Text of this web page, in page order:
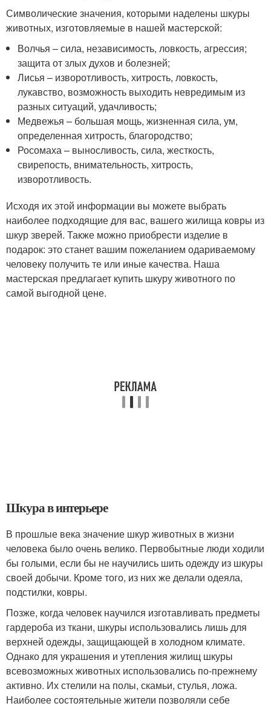
Символические значения, которыми наделены шкуры
животных, изготовляемые в нашей мастерской:
Волчья – сила, независимость, ловкость, агрессия;
защита от злых духов и болезней;
Лисья – изворотливость, хитрость, ловкость,
лукавство, возможность выходить невредимым из
разных ситуаций, удачливость;
Медвежья – большая мощь, жизненная сила, ум,
определенная хитрость, благородство;
Росомаха – выносливость, сила, жесткость,
свирепость, внимательность, хитрость,
изворотливость.
Исходя их этой информации вы можете выбрать
наиболее подходящие для вас, вашего жилища ковры из
шкур зверей. Также можно приобрести изделие в
подарок: это станет вашим пожеланием одариваемому
человеку получить те или иные качества. Наша
мастерская предлагает купить шкуру животного по
самой выгодной цене.
Шкура в интерьере
В прошлые века значение шкур животных в жизни
человека было очень велико. Первобытные люди ходили
бы голыми, если бы не научились шить одежду из шкуры
своей добычи. Кроме того, из них же делали одеяла,
подстилки, ковры.
Позже, когда человек научился изготавливать предметы
гардероба из ткани, шкуры использовались лишь для
верхней одежды, защищающей в холодном климате.
Однако для украшения и утепления жилищ шкуры
всевозможных животных использовались по-прежнему
активно. Их стелили на полы, скамьи, стулья, ложа.
Наиболее состоятельные жители позволяли себе